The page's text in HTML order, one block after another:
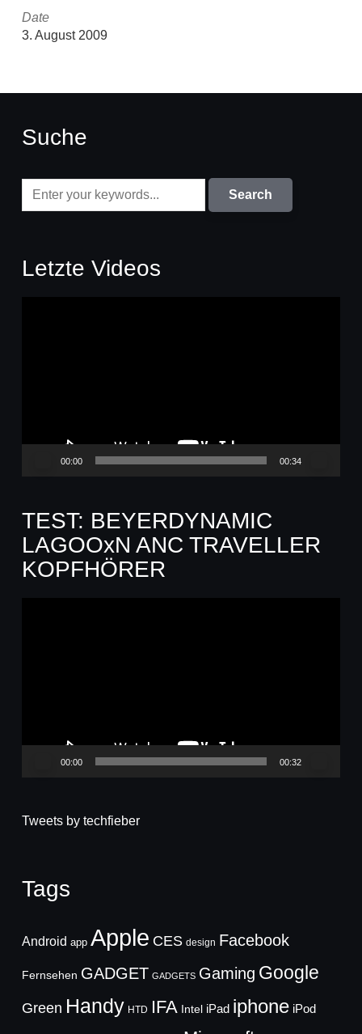
Date
3. August 2009
Suche
Letzte Videos
00:00 00:34
TEST: BEYERDYNAMIC
LAGOOxN ANC TRAVELLER
KOPFHÖRER
00:00 00:32
Tweets by techfieber
Tags
Android app Apple CES design Facebook
Fernsehen GADGET GADGETS Gaming Google
Green Handy HTD IFA Intel iPad iphone iPod